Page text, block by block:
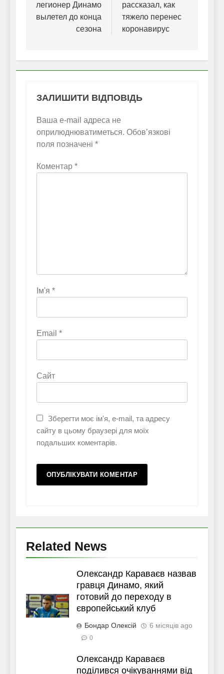
легионер Динамо
вылетел до конца
сезона
рассказал, как
тяжело перенес
коронавирус
ЗАЛИШИТИ ВІДПОВІДЬ
Ваша e-mail адреса не
оприлюднюватиметься. Обов’язкові
поля позначені *
Коментар *
Ім'я *
Email *
Сайт
Зберегти моє ім'я, e-mail, та адресу
сайту в цьому браузері для моїх
подальших коментарів.
Related News
Олександр Караваєв назвав
гравця Динамо, який
готовий до переходу в
європейський клуб
Бондар Олексій 6 місяців ago
0
Олександр Караваєв
поділився очікуваннями від